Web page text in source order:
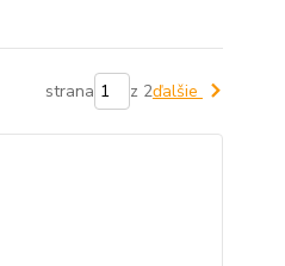
strana z 2ďalšie